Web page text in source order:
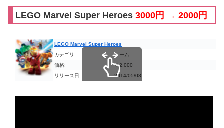
LEGO Marvel Super Heroes 3000円 → 2000円
LEGO Marvel Super Heroes
カテゴリ:
ゲーム
価格:
￥2,000
リリース日:
2014/05/08